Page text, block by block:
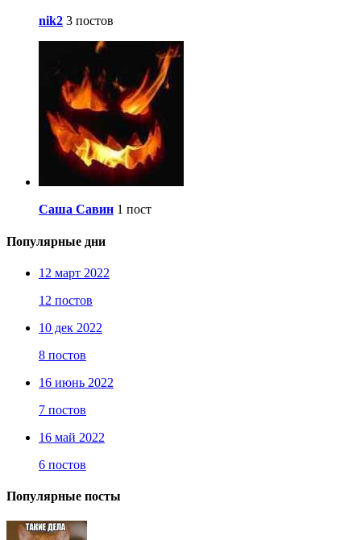
nik2 3 постов
Саша Савин 1 пост
Популярные дни
12 март 2022
12 постов
10 дек 2022
8 постов
16 июнь 2022
7 постов
16 май 2022
6 постов
Популярные посты